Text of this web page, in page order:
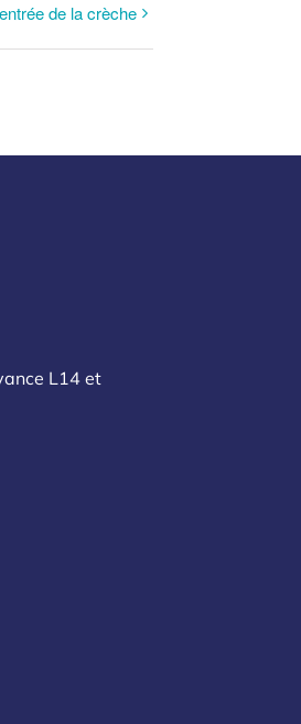
de la crèche
L14 et